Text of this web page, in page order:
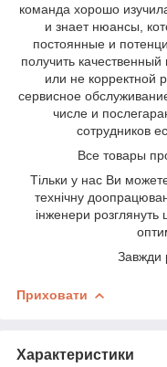
команда хорошо
и знает нюансы,
постоянные и
получить
или не корректной
сервисное
числе и
сотрудников
Все товары
Тільки у нас Ви
технічну
інженери
Завжди
Приховати
Характеристики